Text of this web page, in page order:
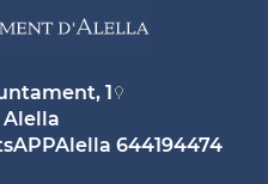
1
Alella
644194474